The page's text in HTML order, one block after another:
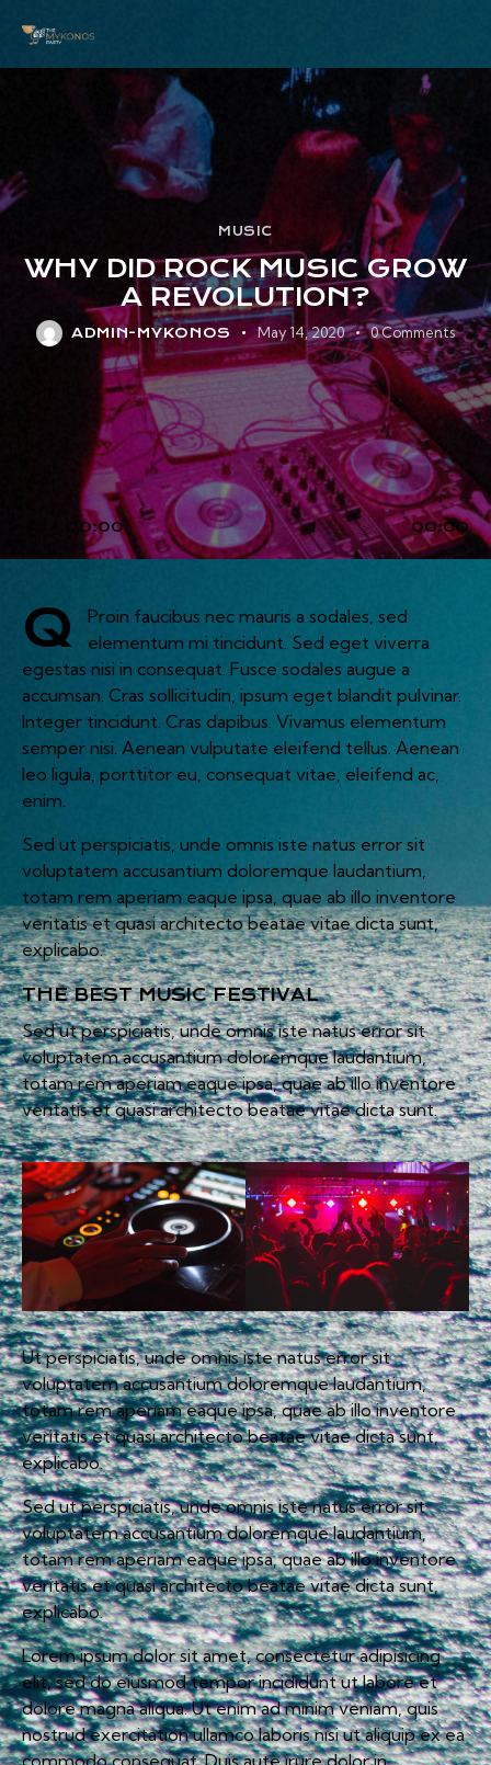
Audio
Player
00:00 00:00
MUSIC
WHY DID ROCK MUSIC GROW
A REVOLUTION?
ADMIN-MYKONOS May 14, 2020 0 Comments
Q
Proin faucibus nec mauris a sodales, sed
elementum mi tincidunt. Sed eget viverra
egestas nisi in consequat. Fusce sodales augue a
accumsan. Cras sollicitudin, ipsum eget blandit pulvinar.
Integer tincidunt. Cras dapibus. Vivamus elementum
semper nisi. Aenean vulputate eleifend tellus. Aenean
leo ligula, porttitor eu, consequat vitae, eleifend ac,
enim.
Sed ut perspiciatis, unde omnis iste natus error sit
voluptatem accusantium doloremque laudantium,
totam rem aperiam eaque ipsa, quae ab illo inventore
veritatis et quasi architecto beatae vitae dicta sunt,
explicabo.
THE BEST MUSIC FESTIVAL
Sed ut perspiciatis, unde omnis iste natus error sit
voluptatem accusantium doloremque laudantium,
totam rem aperiam eaque ipsa, quae ab illo inventore
veritatis et quasi architecto beatae vitae dicta sunt.
Ut perspiciatis, unde omnis iste natus error sit
voluptatem accusantium doloremque laudantium,
totam rem aperiam eaque ipsa, quae ab illo inventore
veritatis et quasi architecto beatae vitae dicta sunt,
explicabo.
Sed ut perspiciatis, unde omnis iste natus error sit
voluptatem accusantium doloremque laudantium,
totam rem aperiam eaque ipsa, quae ab illo inventore
veritatis et quasi architecto beatae vitae dicta sunt,
explicabo.
Lorem ipsum dolor sit amet, consectetur adipisicing
elit, sed do eiusmod tempor incididunt ut labore et
dolore magna aliqua. Ut enim ad minim veniam, quis
nostrud exercitation ullamco laboris nisi ut aliquip ex ea
commodo consequat. Duis aute irure dolor in